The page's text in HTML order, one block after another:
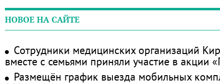
НОВОЕ НА САЙТЕ
Сотрудники медицинских организаций
вместе с семьями приняли участие в акции
Размещён график выезда мобильных